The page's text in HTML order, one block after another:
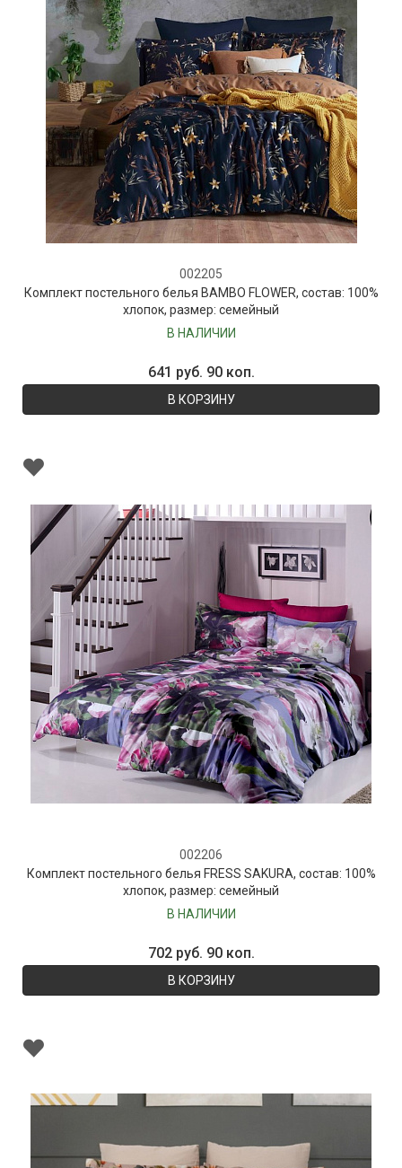
002205
Комплект постельного белья BAMBO FLOWER, состав: 100%
хлопок, размер: семейный
В НАЛИЧИИ
641 руб. 90 коп.
В КОРЗИНУ
002206
Комплект постельного белья FRESS SAKURA, состав: 100%
хлопок, размер: семейный
В НАЛИЧИИ
702 руб. 90 коп.
В КОРЗИНУ